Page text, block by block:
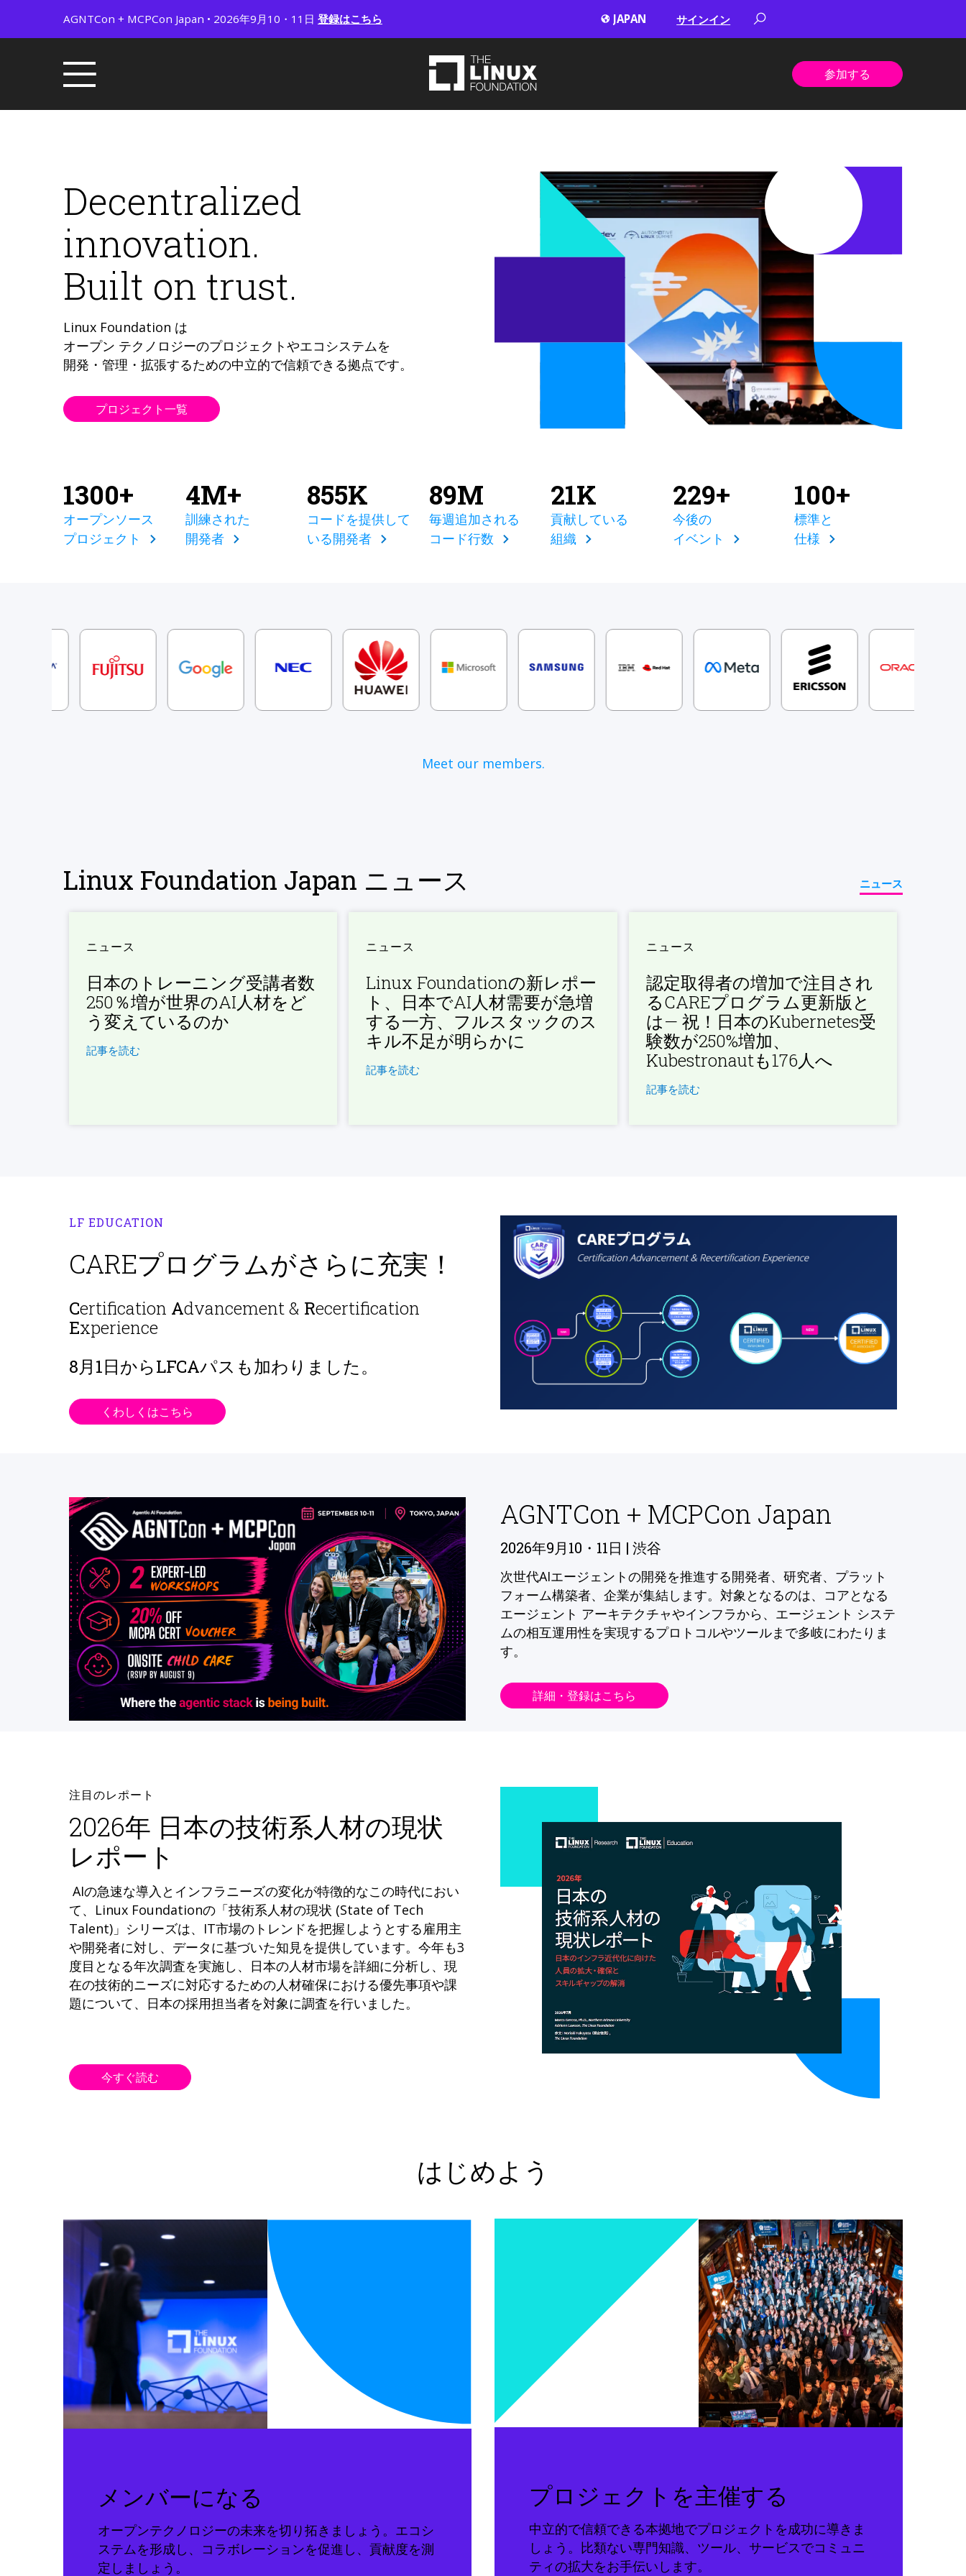
AGNTCon + MCPCon Japan • 2026年9月10・11日 登録はこちら サインイン
参加する
Decentralized
innovation.
Built on trust.
Linux Foundation は
オープン テクノロジーのプロジェクトやエコシステムを
開発・管理・拡張するための中立的で信頼できる拠点です。
プロジェクト一覧
1300+
オープンソース
プロジェクト
4M+
訓練された
開発者
855K
コードを提供して
いる開発者
89M
毎週追加される
コード行数
21K
貢献している
組織
229+
今後の
イベント
100+
標準と
仕様
Meet our members.
Linux Foundation Japan ニュース ニュース
ニュース
日本のトレーニング受講者数
250％増が世界のAI人材をど
う変えているのか
記事を読む
ニュース
Linux Foundationの新レポー
ト、日本でAI人材需要が急増
する一方、フルスタックのス
キル不足が明らかに
記事を読む
ニュース
認定取得者の増加で注目され
るCAREプログラム更新版と
は— 祝！日本のKubernetes受
験数が250%増加、
Kubestronautも176人へ
記事を読む
LF EDUCATION
CAREプログラムがさらに充実！
Certification Advancement & Recertification
Experience
8月1日からLFCAパスも加わりました。
くわしくはこちら
AGNTCon + MCPCon Japan
2026年9月10・11日 | 渋谷
次世代AIエージェントの開発を推進する開発者、研究者、プラット
フォーム構築者、企業が集結します。対象となるのは、コアとなる
エージェント アーキテクチャやインフラから、エージェント システ
ムの相互運用性を実現するプロトコルやツールまで多岐にわたりま
す。
詳細・登録はこちら
注目のレポート
2026年 日本の技術系人材の現状
レポート
AIの急速な導入とインフラニーズの変化が特徴的なこの時代におい
て、Linux Foundationの「技術系人材の現状 (State of Tech
Talent)」シリーズは、IT市場のトレンドを把握しようとする雇用主
や開発者に対し、データに基づいた知見を提供しています。今年も3
度目となる年次調査を実施し、日本の人材市場を詳細に分析し、現
在の技術的ニーズに対応するための人材確保における優先事項や課
題について、日本の採用担当者を対象に調査を行いました。
今すぐ読む
はじめよう
メンバーになる
オープンテクノロジーの未来を切り拓きましょう。エコシ
ステムを形成し、コラボレーションを促進し、貢献度を測
定しましょう。
プロジェクトを主催する
中立的で信頼できる本拠地でプロジェクトを成功に導きま
しょう。比類ない専門知識、ツール、サービスでコミュニ
ティの拡大をお手伝いします。